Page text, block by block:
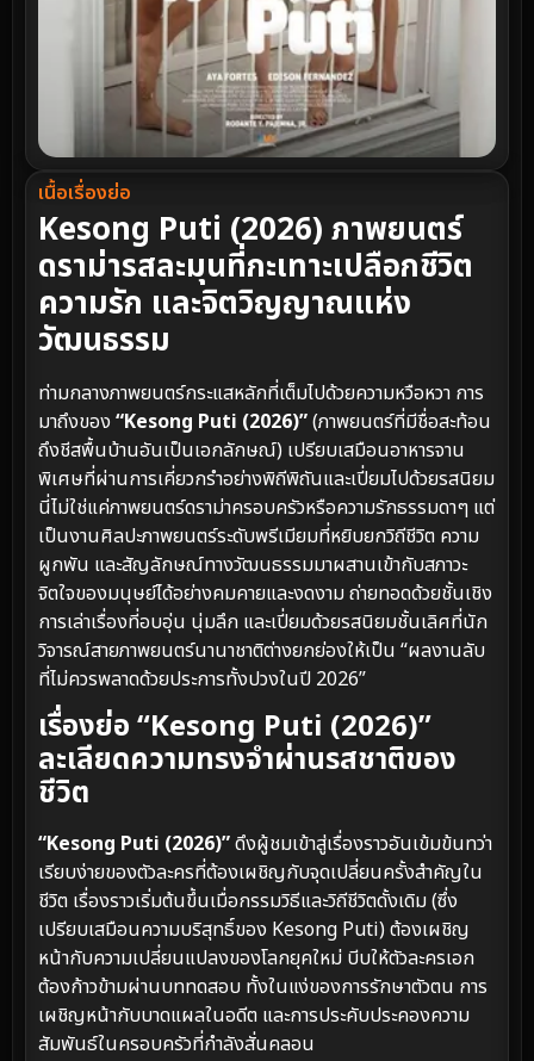
เนื้อเรื่องย่อ
Kesong Puti (2026) ภาพยนตร์
ดราม่ารสละมุนที่กะเทาะเปลือกชีวิต
ความรัก และจิตวิญญาณแห่ง
วัฒนธรรม
ท่ามกลางภาพยนตร์กระแสหลักที่เต็มไปด้วยความหวือหวา การ
มาถึงของ “Kesong Puti (2026)”(ภาพยนตร์ที่มีชื่อสะท้อน
ถึงชีสพื้นบ้านอันเป็นเอกลักษณ์) เปรียบเสมือนอาหารจาน
พิเศษที่ผ่านการเคี่ยวกรำอย่างพิถีพิถันและเปี่ยมไปด้วยรสนิยม
นี่ไม่ใช่แค่ภาพยนตร์ดราม่าครอบครัวหรือความรักธรรมดาๆ แต่
เป็นงานศิลปะภาพยนตร์ระดับพรีเมียมที่หยิบยกวิถีชีวิต ความ
ผูกพัน และสัญลักษณ์ทางวัฒนธรรมมาผสานเข้ากับสภาวะ
จิตใจของมนุษย์ได้อย่างคมคายและงดงาม ถ่ายทอดด้วยชั้นเชิง
การเล่าเรื่องที่อบอุ่น นุ่มลึก และเปี่ยมด้วยรสนิยมชั้นเลิศที่นัก
วิจารณ์สายภาพยนตร์นานาชาติต่างยกย่องให้เป็น “ผลงานลับ
ที่ไม่ควรพลาดด้วยประการทั้งปวงในปี 2026”
เรื่องย่อ “Kesong Puti (2026)”
ละเลียดความทรงจำผ่านรสชาติของ
ชีวิต
“Kesong Puti (2026)”ดึงผู้ชมเข้าสู่เรื่องราวอันเข้มข้นทว่า
เรียบง่ายของตัวละครที่ต้องเผชิญกับจุดเปลี่ยนครั้งสำคัญใน
ชีวิต เรื่องราวเริ่มต้นขึ้นเมื่อกรรมวิธีและวิถีชีวิตดั้งเดิม (ซึ่ง
เปรียบเสมือนความบริสุทธิ์ของ Kesong Puti) ต้องเผชิญ
หน้ากับความเปลี่ยนแปลงของโลกยุคใหม่ บีบให้ตัวละครเอก
ต้องก้าวข้ามผ่านบททดสอบ ทั้งในแง่ของการรักษาตัวตน การ
เผชิญหน้ากับบาดแผลในอดีต และการประคับประคองความ
สัมพันธ์ในครอบครัวที่กำลังสั่นคลอน